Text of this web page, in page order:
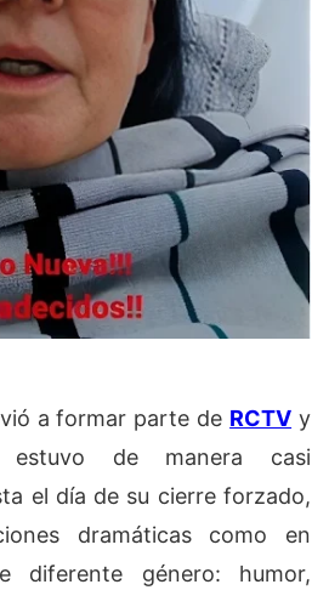
a formar parte de RCTV y
estuvo de manera casi
el día de su cierre forzado,
dramáticas como en
diferente género: humor,